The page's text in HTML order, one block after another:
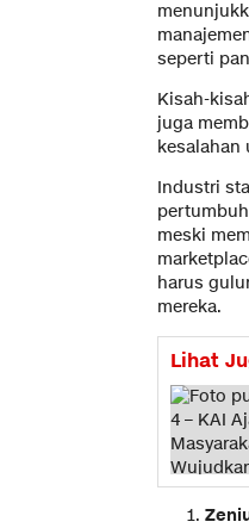
seperti
Kisah-
juga
kesalahan
Industri
meski
harus
mereka.
Lihat